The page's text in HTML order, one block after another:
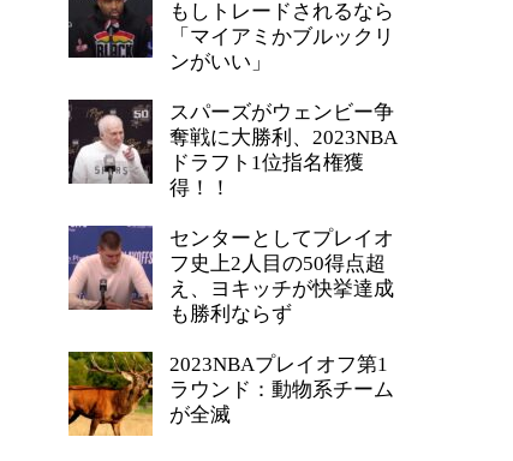
もしトレードされるなら
「マイアミかブルックリ
ンがいい」
スパーズがウェンビー争
奪戦に大勝利、2023NBA
ドラフト1位指名権獲
得！！
センターとしてプレイオ
フ史上2人目の50得点超
え、ヨキッチが快挙達成
も勝利ならず
2023NBAプレイオフ第1
ラウンド：動物系チーム
が全滅